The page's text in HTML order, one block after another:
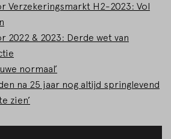
Verzekeringsmarkt H2-2023: Vol
2022 & 2023: Derde wet van
normaal’
na 25 jaar nog altijd springlevend
zien’